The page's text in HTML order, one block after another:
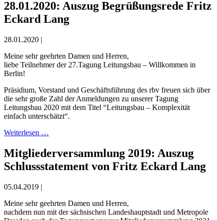
28.01.2020: Auszug Begrüßungsrede Fritz
Eckard Lang
28.01.2020 |
Meine sehr geehrten Damen und Herren,
liebe Teilnehmer der 27.Tagung Leitungsbau – Willkommen in
Berlin!
Präsidium, Vorstand und Geschäftsführung des rbv freuen sich über
die sehr große Zahl der Anmeldungen zu unserer Tagung
Leitungsbau 2020 mit dem Titel “Leitungsbau – Komplexität
einfach unterschätzt“.
Weiterlesen …
Mitgliederversammlung 2019: Auszug
Schlussstatement von Fritz Eckard Lang
05.04.2019 |
Meine sehr geehrten Damen und Herren,
nachdem nun mit der sächsischen Landeshauptstadt und Metropole